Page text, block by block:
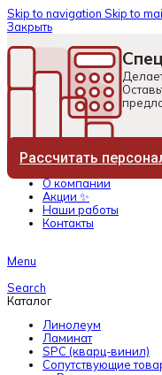
Skip to navigation Skip to
Закрыть
Рассчитать
О компании
Акции ✨
Наши работы
Контакты
Menu
Search
Каталог
Линолеум
Ламинат
SPC (кварц-винил)
Сопутствующие